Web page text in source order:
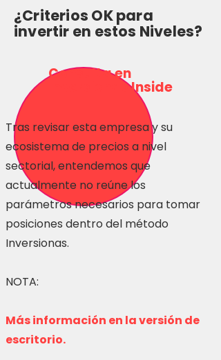
¿Criterios OK para
invertir en estos Niveles?
Consulta en
Inversionas Inside
Tras revisar esta empresa y su
ecosistema de precios a nivel
sectorial, entendemos que
actualmente no reúne los
parámetros necesarios para tomar
posiciones dentro del método
Inversionas.
NOTA:
Más información en la versión de
escritorio.